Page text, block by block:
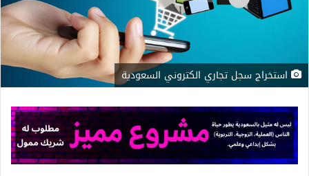
استخراج سجل تجاري الكتروني السعودية